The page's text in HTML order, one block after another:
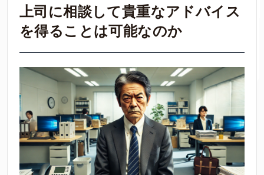
上司に相談して貴重なアドバイス
を得ることは可能なのか